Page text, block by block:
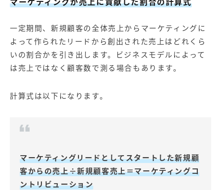
一定期間、新規顧客の全体売上からマーケティングに
よって作られたリードから創出された売上はどれくら
いの割合かを引き出します。ビジネスモデルによって
は売上ではなく顧客数で測る場合もあります。
計算式は以下になります。
マーケティングリードとしてスタートした新規顧
客からの売上÷新規顧客売上＝マーケティングコ
ントリビューション